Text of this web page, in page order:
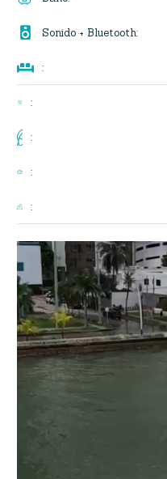
 Sonido + Bluetooth:
 :
:
:
:
:
Reproductor
de
vídeo